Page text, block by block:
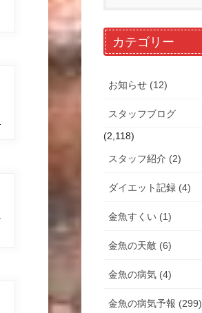
カテゴリー
お知らせ (12)
スタッフブログ
(2,118)
スタッフ紹介 (2)
ダイエット記録 (4)
金魚すくい (1)
金魚の天敵 (6)
金魚の病気 (4)
金魚の病気予報 (299)